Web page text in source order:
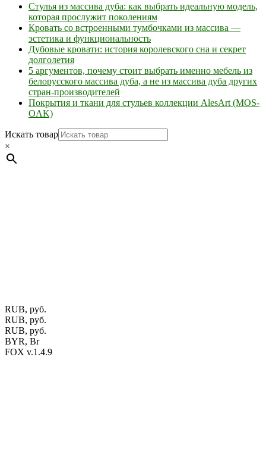
Стулья из массива дуба: как выбрать идеальную модель,
которая прослужит поколениям
Кровать со встроенными тумбочками из массива —
эстетика и функциональность
Дубовые кровати: история королевского сна и секрет
долголетия
5 аргументов, почему стоит выбрать именно мебель из
белорусского массива дуба, а не из массива дуба других
стран-производителей
Покрытия и ткани для стульев коллекции AlesArt (MOS-
OAK)
Искать товар
×
RUB, руб.
RUB, руб.
RUB, руб.
BYR, Br
FOX v.1.4.9